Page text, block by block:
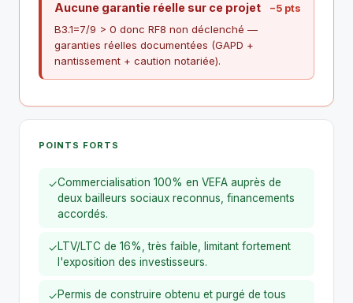
Aucune garantie réelle sur ce projet −5 pts
B3.1=7/9 > 0 donc RF8 non déclenché —
garanties réelles documentées (GAPD +
nantissement + caution notariée).
POINTS FORTS
✓Commercialisation 100% en VEFA auprès de
deux bailleurs sociaux reconnus, financements
accordés.
✓LTV/LTC de 16%, très faible, limitant fortement
l'exposition des investisseurs.
✓Permis de construire obtenu et purgé de tous